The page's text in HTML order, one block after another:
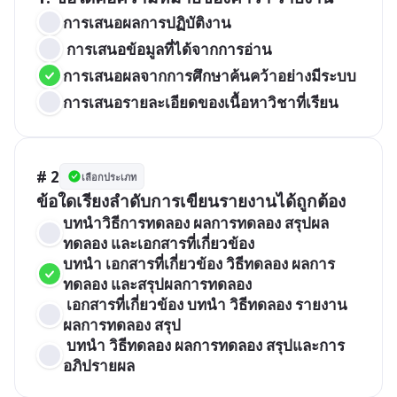
การเสนอผลการปฏิบัติงาน
การเสนอข้อมูลที่ได้จากการอ่าน
การเสนอผลจากการศึกษาค้นคว้าอย่างมีระบบ
การเสนอรายละเอียดของเนื้อหาวิชาที่เรียน
# 2 เลือกประเภท
ข้อใดเรียงลำดับการเขียนรายงานได้ถูกต้อง
บทนำวิธีการทดลอง ผลการทดลอง สรุปผล
ทดลอง และเอกสารที่เกี่ยวข้อง
บทนำ เอกสารที่เกี่ยวข้อง วิธีทดลอง ผลการ
ทดลอง และสรุปผลการทดลอง
ผลการทดลอง สรุป
อภิปรายผล